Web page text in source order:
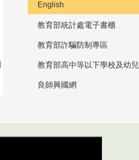
English
教育部統計處電子書櫃
教育部詐騙防制專區
良師興國網